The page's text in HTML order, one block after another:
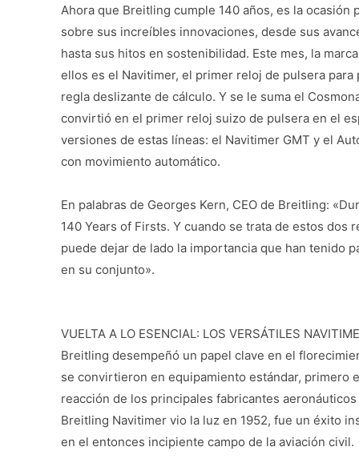
Ahora que Breitling cumple 140 años, es la
sobre sus increíbles innovaciones, desde sus
hasta sus hitos en sostenibilidad. Este mes, la
ellos es el Navitimer, el primer reloj de pulsera
regla deslizante de cálculo. Y se le suma el
convirtió en el primer reloj suizo de pulsera en el
versiones de estas líneas: el Navitimer GMT y el
con movimiento automático.
En palabras de Georges Kern, CEO de Breitling:
140 Years of Firsts. Y cuando se trata de estos dos
puede dejar de lado la importancia que han tenido
en su conjunto».
VUELTA A LO ESENCIAL: LOS VERSÁTILES
Breitling desempeñó un papel clave en el
se convirtieron en equipamiento estándar, primero
reacción de los principales fabricantes
Breitling Navitimer vio la luz en 1952, fue un éxito
en el entonces incipiente campo de la aviación civil.